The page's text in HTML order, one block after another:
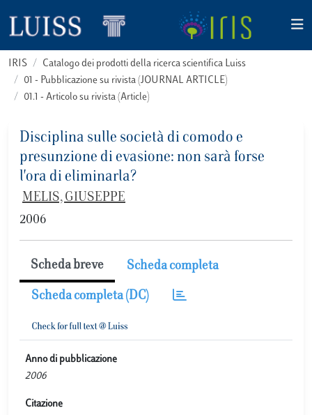
IRIS
Catalogo dei prodotti della ricerca scientifica Luiss
01 - Pubblicazione su rivista (JOURNAL ARTICLE)
01.1 - Articolo su rivista (Article)
Disciplina sulle società di comodo e
presunzione di evasione: non sarà forse
l'ora di eliminarla?
MELIS, GIUSEPPE
2006
Scheda breve Scheda completa
Scheda completa (DC)
Anno di pubblicazione
2006
Citazione